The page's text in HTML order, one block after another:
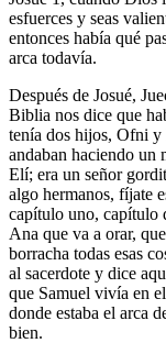
esfuerces y seas
entonces había qué
arca todavía.
Después de Josué,
Biblia nos dice que
tenía dos hijos, Ofni y
andaban haciendo un
Elí; era un señor
algo hermanos, fíjate
capítulo uno, capítulo
Ana que va a orar,
borracha todas esas
al sacerdote y dice
que Samuel vivía en
donde estaba el arca
bien.